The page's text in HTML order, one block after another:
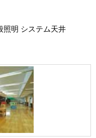
照明 システム天井